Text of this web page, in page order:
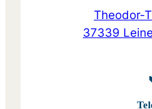
Theodor-
37339